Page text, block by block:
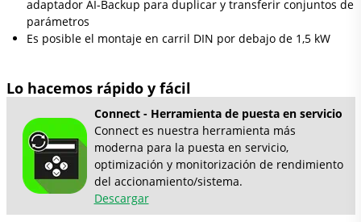
adaptador AI-Backup para duplicar y transferir conjuntos de
parámetros
Es posible el montaje en carril DIN por debajo de 1,5 kW
Lo hacemos rápido y fácil
Connect - Herramienta de puesta en servicio
Connect es nuestra herramienta más
moderna para la puesta en servicio,
optimización y monitorización de rendimiento
del accionamiento/sistema.
Descargar